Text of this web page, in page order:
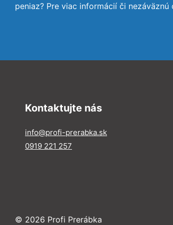
peniaz? Pre viac informácií či
Kontaktujte nás
info@profi-prerabka.sk
0919 221 257
© 2026 Profi Prerábka